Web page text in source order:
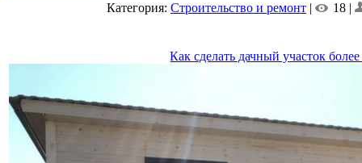
Категория: Строительство и ремонт | 18 |
Как сделать дачный участок